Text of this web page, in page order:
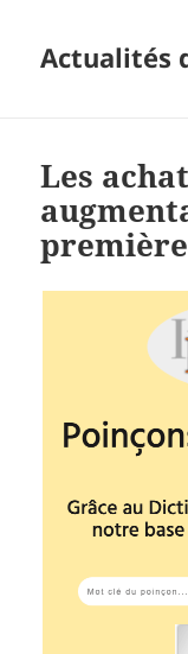
Actualités
Les